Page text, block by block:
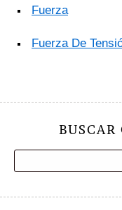
Fuerza
Fuerza De